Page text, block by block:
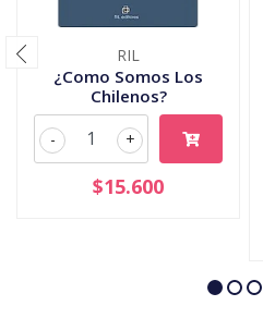
RIL
¿Como Somos Los
Chilenos?
+
-
$15.600